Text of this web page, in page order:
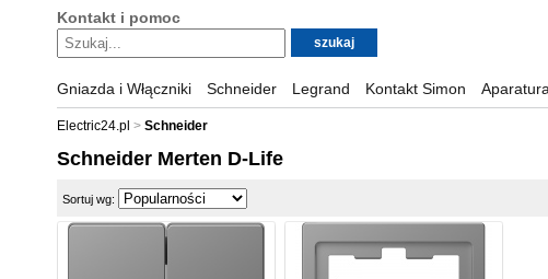
Kontakt i pomoc
Gniazda i Włączniki Schneider Legrand Kontakt Simon
Electric24.pl Schneider
Schneider Merten D-Life
Sortuj wg: